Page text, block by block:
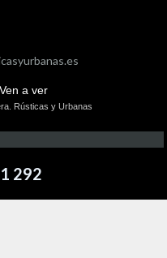
Rústicas y Urbanas
292